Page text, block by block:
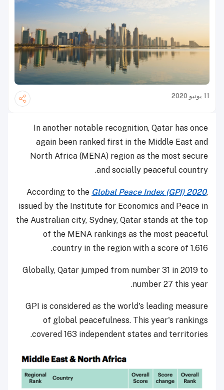
11 يونيو 2020
In another notable recognition, Qatar has once
again been ranked first in the Middle East and
North Africa (MENA) region as the most secure
and socially peaceful country.
According to the Global Peace Index (GPI) 2020,
issued by the Institute for Economics and Peace in
the Australian city, Sydney, Qatar stands at the top
of the MENA rankings as the most peaceful
country in the region with a score of 1.616.
Globally, Qatar jumped from number 31 in 2019 to
number 27 this year.
GPI is considered as the world's leading measure
of global peacefulness. This year's rankings
covered 163 independent states and territories.